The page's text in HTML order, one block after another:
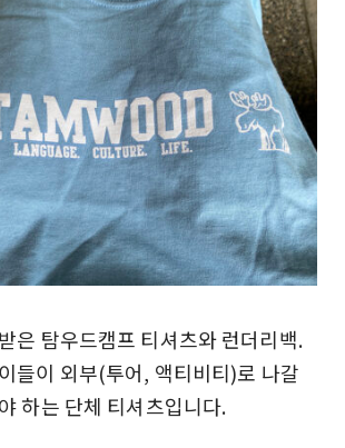
은 탐우드캠프 티셔츠와 런더리백.
들이 외부(투어, 액티비티)로 나갈
하는 단체 티셔츠입니다.